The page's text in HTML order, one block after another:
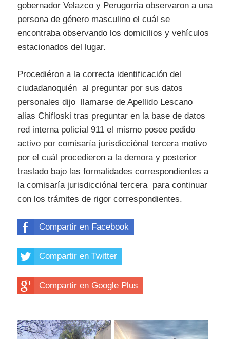
gobernador Velazco y Perugorria observaron a una
persona de género masculino el cuál se
encontraba observando los domicilios y vehículos
estacionados del lugar.
Procediéron a la correcta identificación del
ciudadanoquién al preguntar por sus datos
personales dijo llamarse de Apellido Lescano
alias Chifloski tras preguntar en la base de datos
red interna policíal 911 el mismo posee pedido
activo por comisaría jurisdicciónal tercera motivo
por el cuál procedieron a la demora y posterior
traslado bajo las formalidades correspondientes a
la comisaría jurisdicciónal tercera para continuar
con los trámites de rigor correspondientes.
Compartir en Facebook
Compartir en Twitter
Compartir en Google Plus